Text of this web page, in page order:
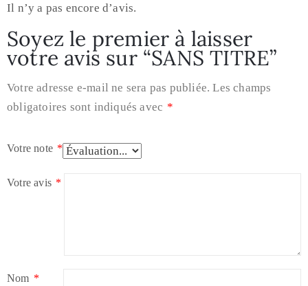
Il n’y a pas encore d’avis.
Soyez le premier à laisser
votre avis sur “SANS TITRE”
Votre adresse e-mail ne sera pas publiée. Les champs
obligatoires sont indiqués avec *
Votre note *
Votre avis *
Nom *